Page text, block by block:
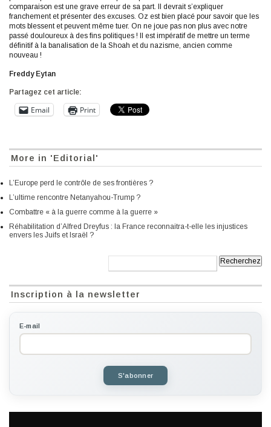
comparaison est une grave erreur de sa part. Il devrait s’expliquer
franchement et présenter des excuses. Oz est bien placé pour savoir que les
mots blessent et peuvent même tuer. On ne joue pas non plus avec notre
passé douloureux à des fins politiques ! Il est impératif de mettre un terme
définitif à la banalisation de la Shoah et du nazisme, ancien comme
nouveau !
Freddy Eytan
Partagez cet article:
Email Print
More in 'Editorial'
L’Europe perd le contrôle de ses frontières ?
L’ultime rencontre Netanyahou-Trump ?
Combattre « à la guerre comme à la guerre »
Réhabilitation d’Alfred Dreyfus : la France reconnaitra-t-elle les injustices
envers les Juifs et Israël ?
Inscription à la newsletter
E-mail
S'abonner